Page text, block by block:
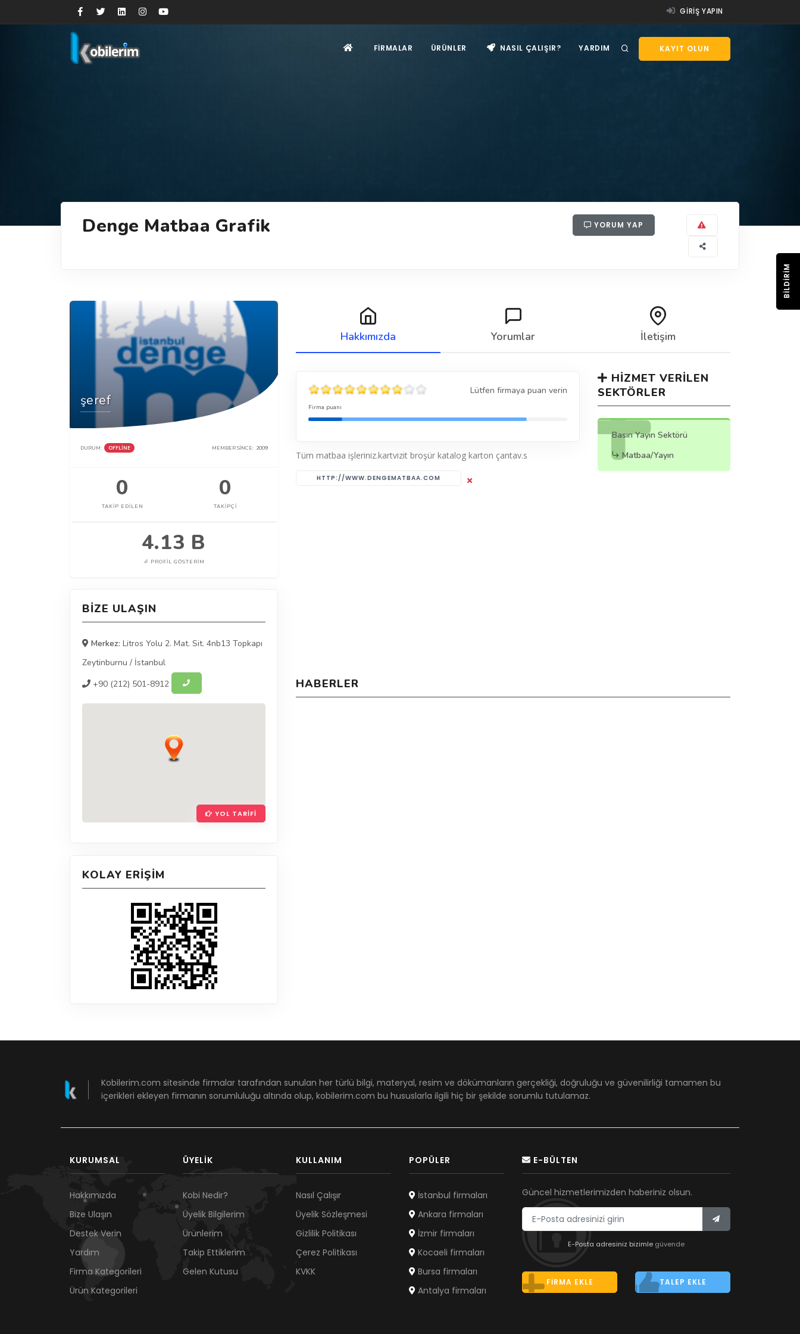
GIRIŞ YAPIN
KAYIT OLUN
FIRMALAR ÜRÜNLER NASIL ÇALIŞIR? YARDIM
Denge Matbaa Grafik YORUM YAP
şeref
DURUM: OFFLINE MEMBER SINCE: 2009
0
TAKIP EDILEN
0
TAKIPÇI
4.13 B
PROFIL GÖSTERIM
BIZE ULAŞIN
Merkez: Litros Yolu 2. Mat. Sit. 4nb13 Topkapı
Zeytinburnu / İstanbul
+90 (212) 501-8912
YOL TARIFI
KOLAY ERIŞIM
Hakkımızda Yorumlar İletişim
Lütfen firmaya puan verin
Firma puanı
Tüm matbaa işleriniz.kartvizit broşür katalog karton çantav.s
HTTP://WWW.DENGEMATBAA.COM
HIZMET VERILEN
SEKTÖRLER
Basın Yayın Sektörü
Matbaa/Yayın
HABERLER
Kobilerim.com sitesinde firmalar tarafından sunulan her türlü bilgi, materyal, resim ve dökümanların gerçekliği, doğruluğu ve güvenilirliği tamamen bu
içerikleri ekleyen firmanın sorumluluğu altında olup, kobilerim.com bu hususlarla ilgili hiç bir şekilde sorumlu tutulamaz.
KURUMSAL
Hakkımızda
Bize Ulaşın
Destek Verin
Yardım
Firma Kategorileri
Ürün Kategorileri
ÜYELIK
Kobi Nedir?
Üyelik Bilgilerim
Ürünlerim
Takip Ettiklerim
Gelen Kutusu
KULLANIM
Nasıl Çalışır
Üyelik Sözleşmesi
Gizlilik Politikası
Çerez Politikası
KVKK
POPÜLER
İstanbul firmaları
Ankara firmaları
İzmir firmaları
Kocaeli firmaları
Bursa firmaları
Antalya firmaları
E-BÜLTEN
Güncel hizmetlerimizden haberiniz olsun.
E-Posta adresiniz bizimle güvende
FIRMA EKLE TALEP EKLE
BILDIRIM